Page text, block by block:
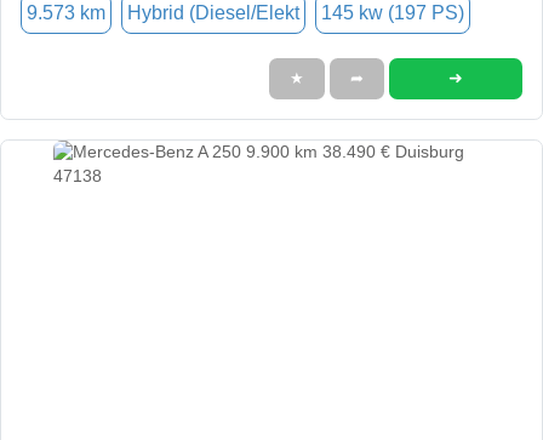
9.573 km Hybrid (Diesel/Elekt 145 kw (197 PS)
★ ➦ ➜